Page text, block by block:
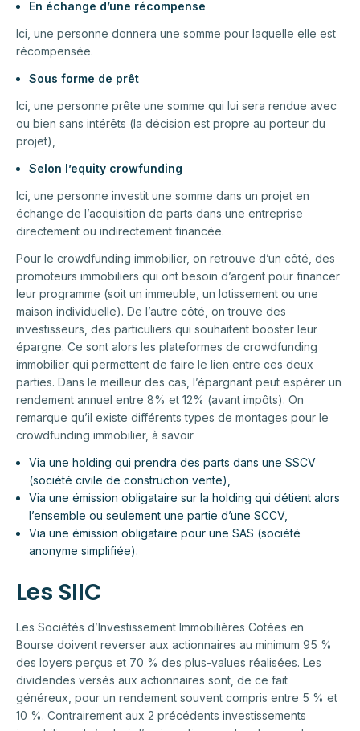
En échange d’une récompense
Ici, une personne donnera une somme pour laquelle elle est
récompensée.
Sous forme de prêt
Ici, une personne prête une somme qui lui sera rendue avec
ou bien sans intérêts (la décision est propre au porteur du
projet),
Selon l’equity crowfunding
Ici, une personne investit une somme dans un projet en
échange de l’acquisition de parts dans une entreprise
directement ou indirectement financée.
Pour le crowdfunding immobilier, on retrouve d’un côté, des
promoteurs immobiliers qui ont besoin d’argent pour financer
leur programme (soit un immeuble, un lotissement ou une
maison individuelle). De l’autre côté, on trouve des
investisseurs, des particuliers qui souhaitent booster leur
épargne. Ce sont alors les plateformes de crowdfunding
immobilier qui permettent de faire le lien entre ces deux
parties. Dans le meilleur des cas, l’épargnant peut espérer un
rendement annuel entre 8% et 12% (avant impôts). On
remarque qu’il existe différents types de montages pour le
crowdfunding immobilier, à savoir
Via une holding qui prendra des parts dans une SSCV
(société civile de construction vente),
Via une émission obligataire sur la holding qui détient alors
l’ensemble ou seulement une partie d’une SCCV,
Via une émission obligataire pour une SAS (société
anonyme simplifiée).
Les SIIC
Les Sociétés d’Investissement Immobilières Cotées en
Bourse doivent reverser aux actionnaires au minimum 95 %
des loyers perçus et 70 % des plus-values réalisées. Les
dividendes versés aux actionnaires sont, de ce fait
généreux, pour un rendement souvent compris entre 5 % et
10 %. Contrairement aux 2 précédents investissements